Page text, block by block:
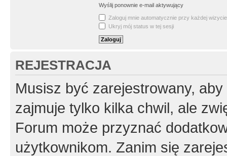
Wyślij ponownie e-mail aktywujący
Zaloguj mnie automatycznie przy każdej wizycie
Ukryj mój status w tej sesji
REJESTRACJA
Musisz być zarejestrowany,
zajmuje tylko kilka chwil, ale
Forum może przyznać
użytkownikom. Zanim się